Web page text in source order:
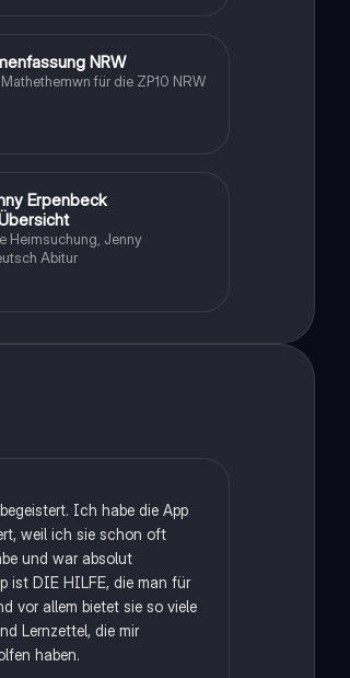
NRW
für die ZP10 NRW
Erpenbeck
Heimsuchung, Jenny
Abitur
Ich habe die App
weil ich sie schon oft
und war absolut
ist DIE HILFE, die man für
vor allem bietet sie so viele
Lernzettel, die mir
haben.